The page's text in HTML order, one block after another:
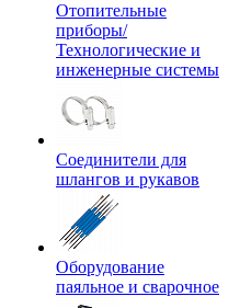
Отопительные
приборы/
Технологические и
инженерные системы
Соединители для
шлангов и рукавов
Оборудование
паяльное и сварочное